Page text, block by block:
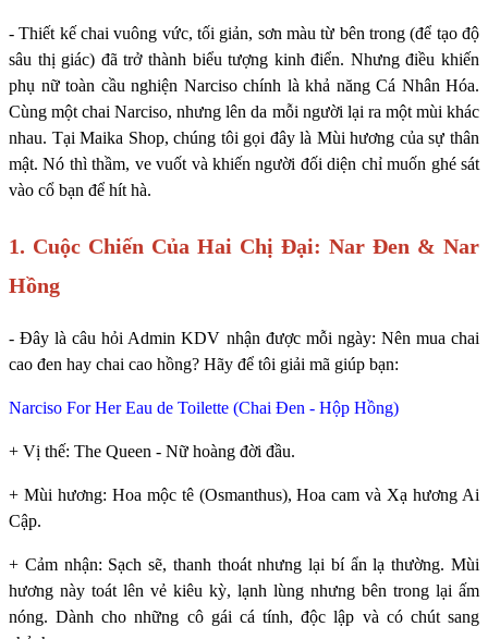
- Thiết kế chai vuông vức, tối giản, sơn màu từ bên trong (để tạo độ
sâu thị giác) đã trở thành biểu tượng kinh điển. Nhưng điều khiến
phụ nữ toàn cầu nghiện Narciso chính là khả năng Cá Nhân Hóa.
Cùng một chai Narciso, nhưng lên da mỗi người lại ra một mùi khác
nhau. Tại Maika Shop, chúng tôi gọi đây là Mùi hương của sự thân
mật. Nó thì thầm, ve vuốt và khiến người đối diện chỉ muốn ghé sát
vào cổ bạn để hít hà.
1. Cuộc Chiến Của Hai Chị Đại: Nar Đen & Nar
Hồng
- Đây là câu hỏi Admin KDV nhận được mỗi ngày: Nên mua chai
cao đen hay chai cao hồng? Hãy để tôi giải mã giúp bạn:
Narciso For Her Eau de Toilette (Chai Đen - Hộp Hồng)
+ Vị thế: The Queen - Nữ hoàng đời đầu.
+ Mùi hương: Hoa mộc tê (Osmanthus), Hoa cam và Xạ hương Ai
Cập.
+ Cảm nhận: Sạch sẽ, thanh thoát nhưng lại bí ẩn lạ thường. Mùi
hương này toát lên vẻ kiêu kỳ, lạnh lùng nhưng bên trong lại ấm
nóng. Dành cho những cô gái cá tính, độc lập và có chút sang